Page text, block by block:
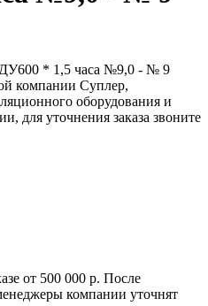
* 1,5 часа №9,0 - № 9
компании Суплер,
оборудования и
для уточнения заказа звоните
от 500 000 р. После
компании уточнят